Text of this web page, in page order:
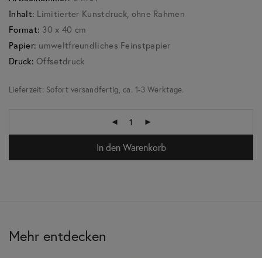
Inhalt: Limitierter Kunstdruck, ohne Rahmen
Format: 30 x 40 cm
Papier: umweltfreundliches Feinstpapier
Druck: Offsetdruck
Lieferzeit: Sofort versandfertig, ca. 1-3 Werktage.
In den Warenkorb
Mehr entdecken